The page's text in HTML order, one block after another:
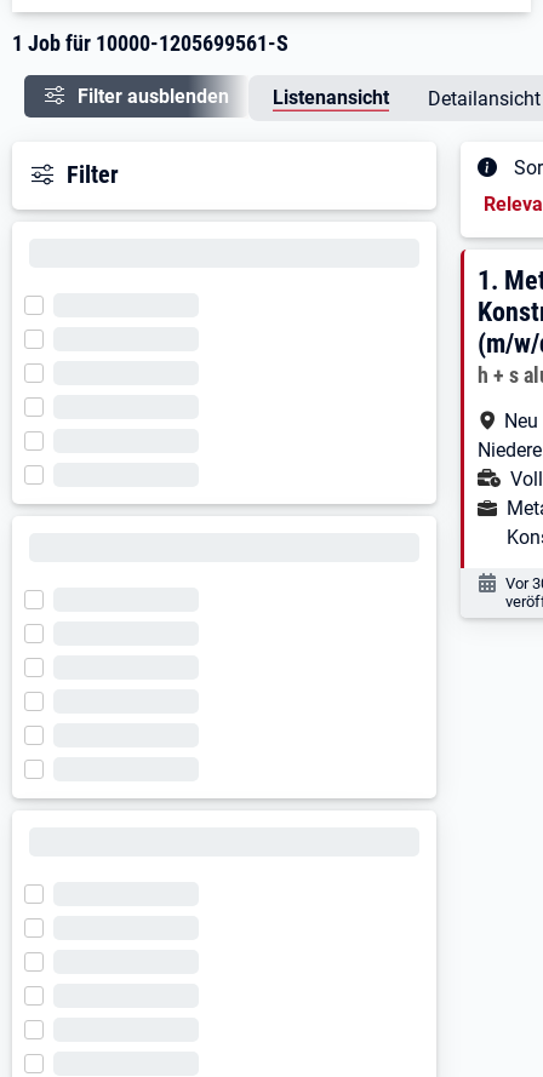
1 Job für 10000-1205699561-S
Filter ausblenden Listenansicht Detailansicht
Filter
1.
1.
(m/
h + s
Vor